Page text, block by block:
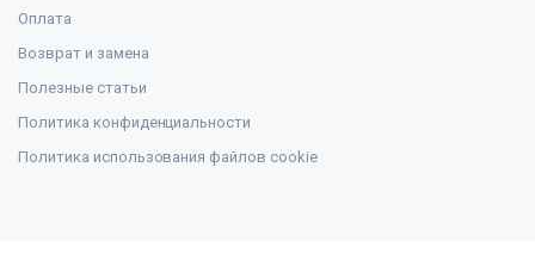
Оплата
Возврат и замена
Полезные статьи
Политика конфиденциальности
Политика использования файлов cookie